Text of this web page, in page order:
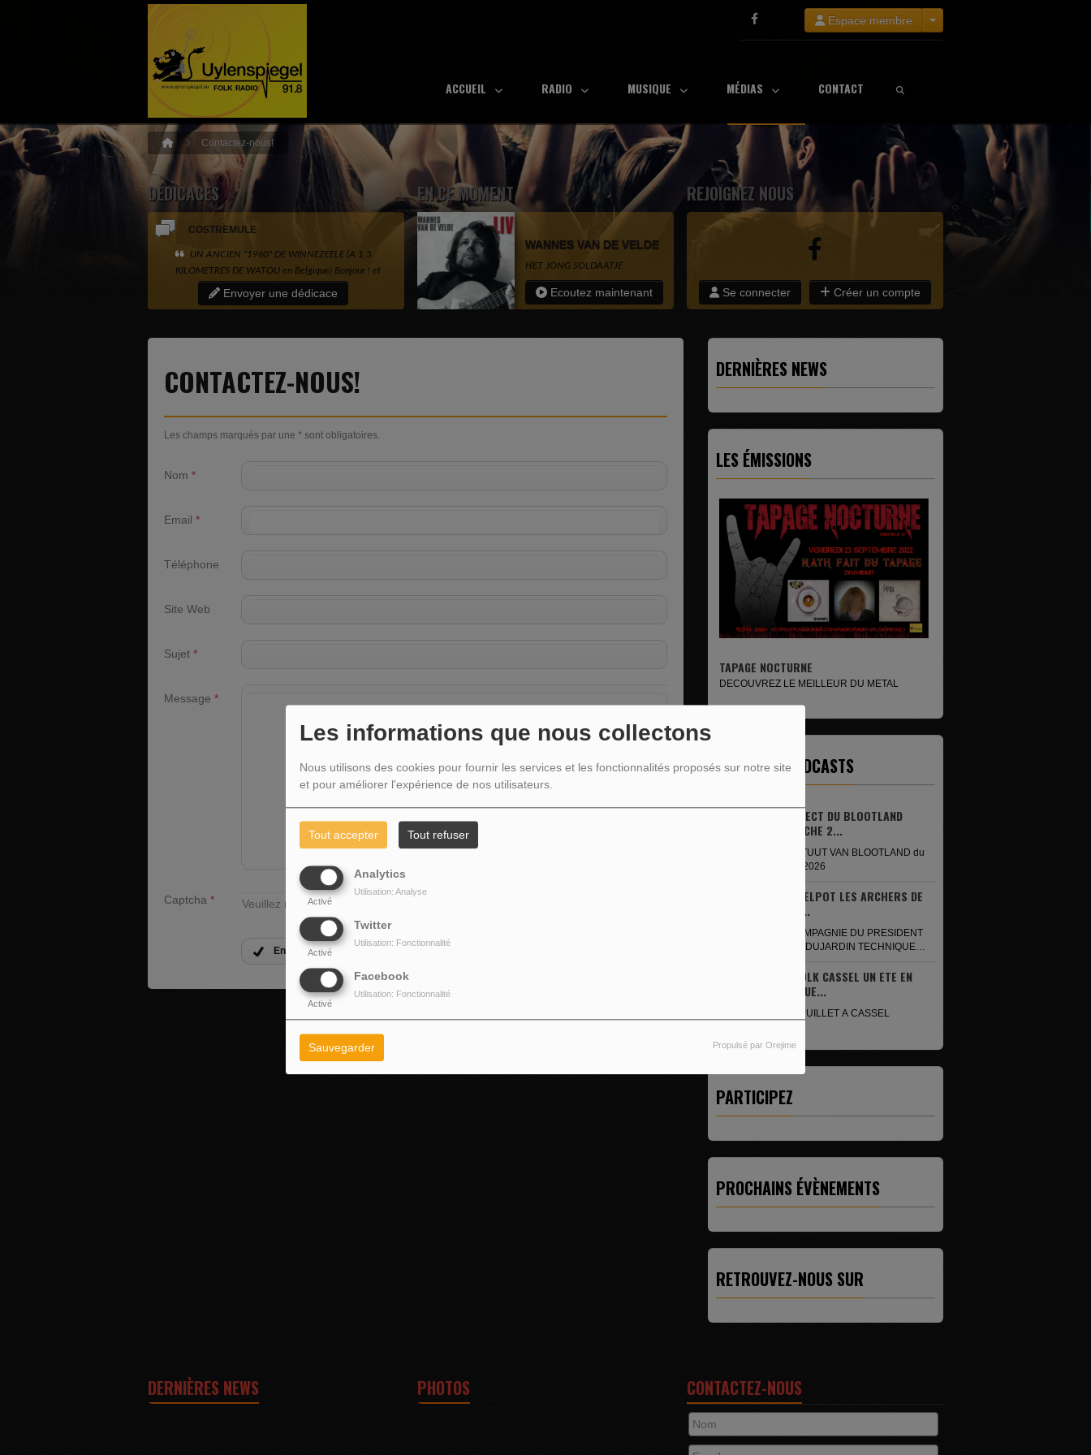
Les informations que nous collectons
Nous utilisons des cookies pour fournir les services et les fonctionnalités proposés sur notre site
et pour améliorer l'expérience de nos utilisateurs.
Tout accepter Tout refuser
Analytics
Activé
Utilisation: Analyse
Twitter
Activé
Utilisation: Fonctionnalité
Facebook
Activé
Utilisation: Fonctionnalité
Sauvegarder Propulsé par Orejime
Espace membre
ACCUEIL RADIO MUSIQUE MÉDIAS CONTACT
Contactez-nous!
DÉDICACES
COSTREMULE
UN ANCIEN "1960" DE WINNEZEELE (A 1,5
KILOMETRES DE WATOU en Belgique) Bonjour ! et
bon courage a tous . GROS BISOUS A ANNA de
DUNKERQUE . Chanson a dédicacer ; DU GRIS...
Envoyer une dédicace
EN CE MOMENT
WANNES VAN DE VELDE
HET JONG SOLDAATJE
Ecoutez maintenant
REJOIGNEZ NOUS
Se connecter Créer un compte
CONTACTEZ-NOUS!
Les champs marqués par une * sont obligatoires.
Nom *
Email *
Téléphone
Site Web
Sujet *
Message *
Captcha *
Envoyer votre message
DERNIÈRES NEWS
LES ÉMISSIONS
TAPAGE NOCTURNE
DECOUVREZ LE MEILLEUR DU METAL
ZAT FOLK vous propose une symbiose entre
DERNIERS PODCASTS
EN DIRECT DU BLOOTLAND
DIMANCHE 2...
RECHTUUT VAN BLOOTLAND du
2 août 2026
ROMMELPOT LES ARCHERS DE
LA ST...
EN COMPAGNIE DU PRESIDENT
REGIS DUJARDIN TECHNIQUE
PHOTO LUDWIG BELLYNCK
ZAT FOLK CASSEL UN ETE EN
MUSIQUE...
LE 18 JUILLET A CASSEL
PARTICIPEZ
PROCHAINS ÉVÈNEMENTS
RETROUVEZ-NOUS SUR
DERNIÈRES NEWS PHOTOS CONTACTEZ-NOUS